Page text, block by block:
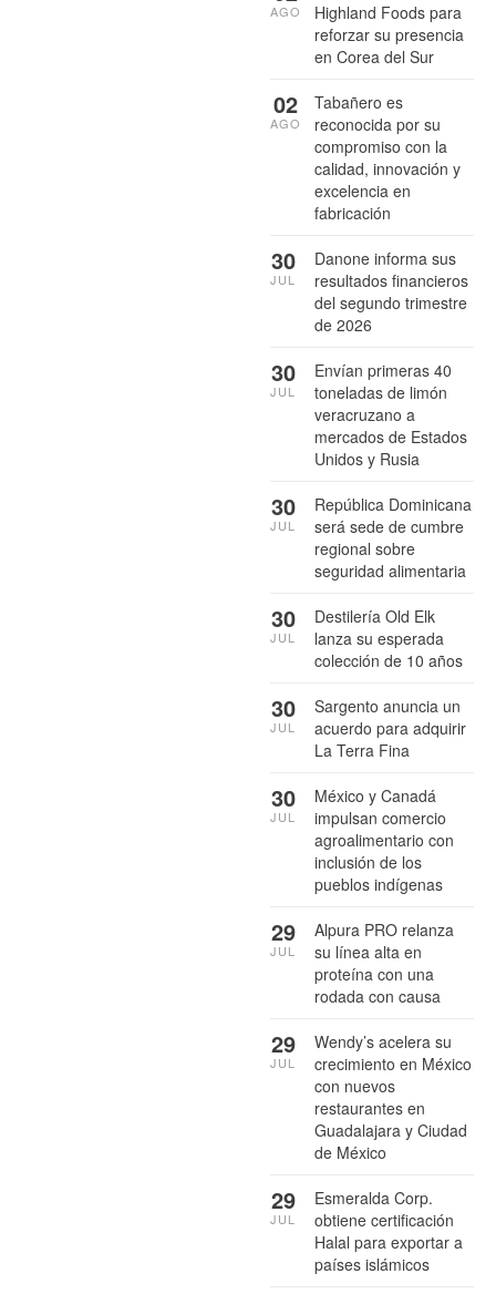
Highland Foods para
reforzar su presencia
en Corea del Sur
AGO
Tabañero es
reconocida por su
compromiso con la
calidad, innovación y
excelencia en
fabricación
02
AGO
Danone informa sus
resultados financieros
del segundo trimestre
de 2026
30
JUL
Envían primeras 40
toneladas de limón
veracruzano a
mercados de Estados
Unidos y Rusia
30
JUL
República Dominicana
será sede de cumbre
regional sobre
seguridad alimentaria
30
JUL
Destilería Old Elk
lanza su esperada
colección de 10 años
30
JUL
Sargento anuncia un
acuerdo para adquirir
La Terra Fina
30
JUL
México y Canadá
impulsan comercio
agroalimentario con
inclusión de los
pueblos indígenas
30
JUL
Alpura PRO relanza
su línea alta en
proteína con una
rodada con causa
29
JUL
Wendy’s acelera su
crecimiento en México
con nuevos
restaurantes en
Guadalajara y Ciudad
de México
29
JUL
Esmeralda Corp.
obtiene certificación
Halal para exportar a
países islámicos
29
JUL